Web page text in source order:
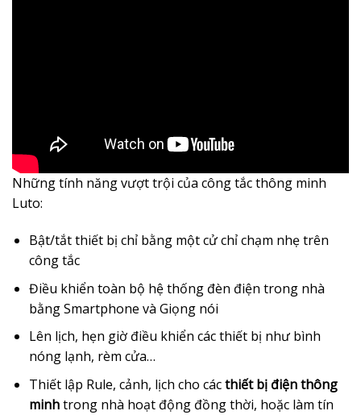
Những tính năng vượt trội của công tắc thông minh
Luto:
Bật/tắt thiết bị chỉ bằng một cử chỉ chạm nhẹ trên
công tắc
Điều khiển toàn bộ hệ thống đèn điện trong nhà
bằng Smartphone và Giọng nói
Lên lịch, hẹn giờ điều khiển các thiết bị như bình
nóng lạnh, rèm cửa…
Thiết lập Rule, cảnh, lịch cho cácthiết bị điện thông
minhtrong nhà hoạt động đồng thời, hoặc làm tín